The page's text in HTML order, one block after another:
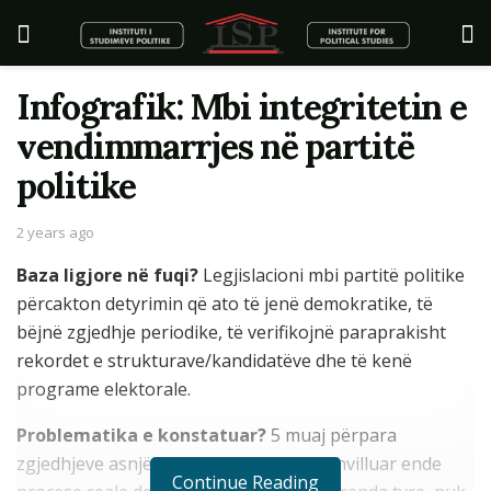
Infografik: Mbi integritetin e
vendimmarrjes në partitë
politike
2 years ago
Baza ligjore në fuqi? Legjislacioni mbi partitë politike
përcakton detyrimin që ato të jenë demokratike, të
bëjnë zgjedhje periodike, të verifikojnë paraprakisht
rekordet e strukturave/kandidatëve dhe të kenë
programe elektorale.
Problematika e konstatuar?5 muaj përpara
zgjedhjeve asnjë parti politike nuk ka zhvilluar ende
Continue Reading